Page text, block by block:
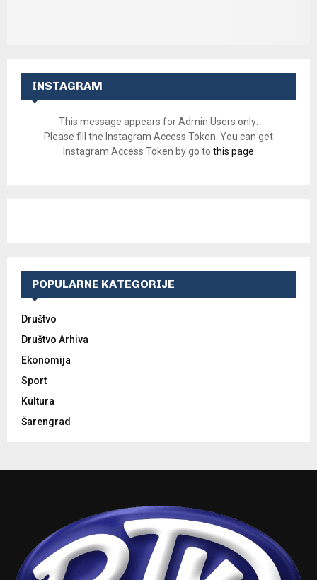
INSTAGRAM
This message appears for Admin Users only:
Please fill the Instagram Access Token. You can get
Instagram Access Token by go to this page
POPULARNE KATEGORIJE
Društvo
Društvo Arhiva
Ekonomija
Sport
Kultura
Šarengrad